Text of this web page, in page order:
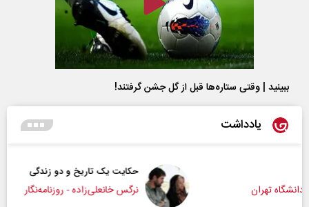
ببینید | وقتی ستاره‌ها قبل از گل جشن گرفتند!
یادداشت
حکایت یک تاریخ و دو زندگی
نرگس خانعلی‌زاده - روزنامه‌نگار